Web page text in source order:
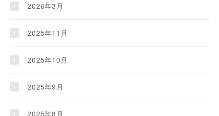
2026年3月
2025年11月
2025年10月
2025年9月
2025年8月